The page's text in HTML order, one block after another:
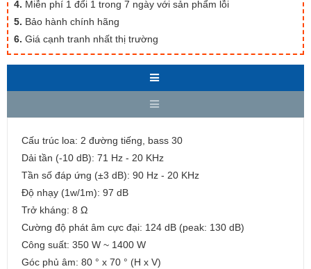
4. Miễn phí 1 đổi 1 trong 7 ngày với sản phẩm lỗi
5. Bảo hành chính hãng
6. Giá cạnh tranh nhất thị trường
Cấu trúc loa: 2 đường tiếng, bass 30
Dải tần (-10 dB): 71 Hz - 20 KHz
Tần số đáp ứng (±3 dB): 90 Hz - 20 KHz
Độ nhạy (1w/1m): 97 dB
Trở kháng: 8 Ω
Cường độ phát âm cực đại: 124 dB (peak: 130 dB)
Công suất: 350 W ~ 1400 W
Góc phủ âm: 80 ° x 70 ° (H x V)